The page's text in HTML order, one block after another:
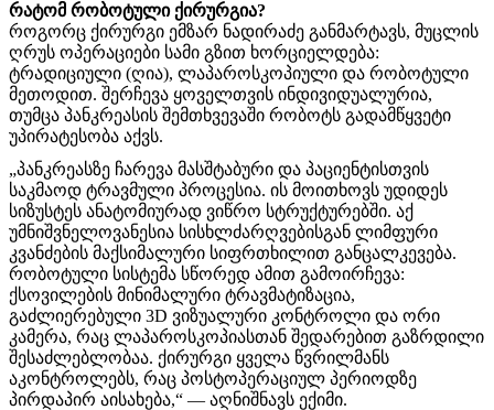
რატომ რობოტული ქირურგია?
როგორც ქირურგი ემზარ ნადირაძე განმარტავს, მუცლის
ღრუს ოპერაციები სამი გზით ხორციელდება:
ტრადიციული (ღია), ლაპაროსკოპიული და რობოტული
მეთოდით. შერჩევა ყოველთვის ინდივიდუალურია,
თუმცა პანკრეასის შემთხვევაში რობოტს გადამწყვეტი
უპირატესობა აქვს.
„პანკრეასზე ჩარევა მასშტაბური და პაციენტისთვის
საკმაოდ ტრავმული პროცესია. ის მოითხოვს უდიდეს
სიზუსტეს ანატომიურად ვიწრო სტრუქტურებში. აქ
უმნიშვნელოვანესია სისხლძარღვებისგან ლიმფური
კვანძების მაქსიმალური სიფრთხილით განცალკევება.
რობოტული სისტემა სწორედ ამით გამოირჩევა:
ქსოვილების მინიმალური ტრავმატიზაცია,
გაძლიერებული 3D ვიზუალური კონტროლი და ორი
კამერა, რაც ლაპაროსკოპიასთან შედარებით გაზრდილი
შესაძლებლობაა. ქირურგი ყველა წვრილმანს
აკონტროლებს, რაც პოსტოპერაციულ პერიოდზე
პირდაპირ აისახება,“ — აღნიშნავს ექიმი.